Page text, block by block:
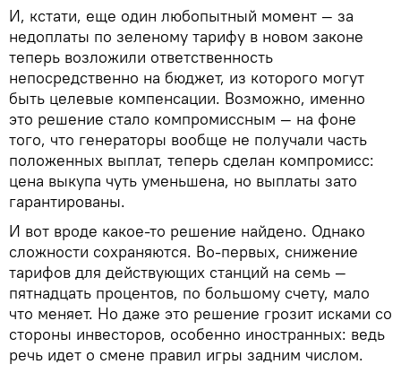
И, кстати, еще один любопытный момент — за
недоплаты по зеленому тарифу в новом законе
теперь возложили ответственность
непосредственно на бюджет, из которого могут
быть целевые компенсации. Возможно, именно
это решение стало компромиссным — на фоне
того, что генераторы вообще не получали часть
положенных выплат, теперь сделан компромисс:
цена выкупа чуть уменьшена, но выплаты зато
гарантированы.
И вот вроде какое-то решение найдено. Однако
сложности сохраняются. Во-первых, снижение
тарифов для действующих станций на семь —
пятнадцать процентов, по большому счету, мало
что меняет. Но даже это решение грозит исками со
стороны инвесторов, особенно иностранных: ведь
речь идет о смене правил игры задним числом.